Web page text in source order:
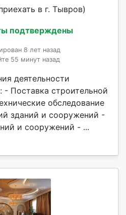
в г. Тывров)
подтверждены
8 лет назад
55 минут назад
деятельности
- Поставка строительной
обследование
зданий и сооружений -
и сооружений - ...